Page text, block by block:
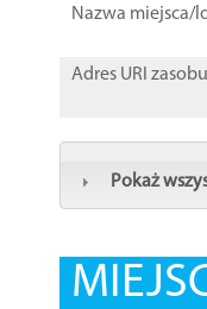
Nazwa miejsca/
Adres URI
Pokaż